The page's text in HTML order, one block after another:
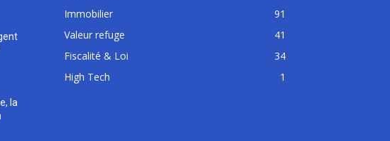
la
Immobilier
91
Valeur refuge
41
Fiscalité & Loi
34
High Tech
1